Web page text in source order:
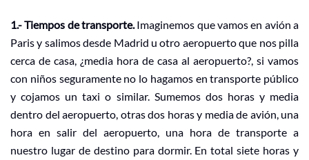
1.- Tiempos de transporte.Imaginemos que vamos en avión a
Paris y salimos desde Madrid u otro aeropuerto que nos pilla
cerca de casa, ¿media hora de casa al aeropuerto?, si vamos
con niños seguramente no lo hagamos en transporte público
y cojamos un taxi o similar. Sumemos dos horas y media
dentro del aeropuerto, otras dos horas y media de avión, una
hora en salir del aeropuerto, una hora de transporte a
nuestro lugar de destino para dormir. En total siete horas y